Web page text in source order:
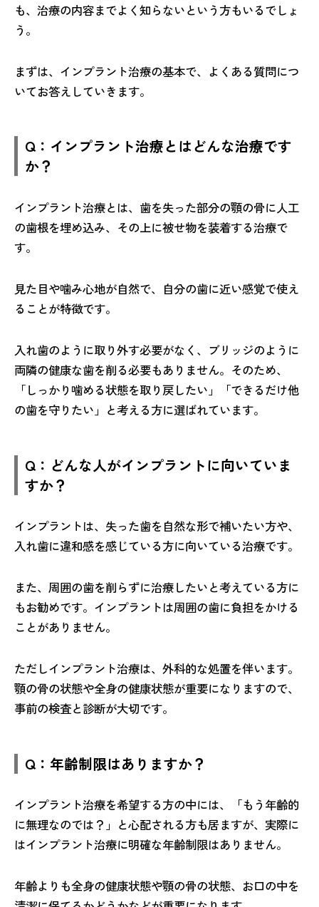
も、治療の内容までよく知らないという方もいるでしょ
う。
まずは、インプラント治療の基本で、よくある質問につ
いてお答えしていきます。
Q：インプラント治療とはどんな治療です
か？
インプラント治療とは、歯を失った部分の顎の骨に人工
の歯根を埋め込み、その上に被せ物を装着する治療で
す。
見た目や噛み心地が自然で、自分の歯に近い感覚で使え
ることが特徴です。
入れ歯のように取り外す必要がなく、ブリッジのように
両隣の健康な歯を削る必要もありません。そのため、
「しっかり噛める状態を取り戻したい」「できるだけ他
の歯を守りたい」と考える方に選ばれています。
Q：どんな人がインプラントに向いていま
すか？
インプラントは、失った歯を自然な形で補いたい方や、
入れ歯に違和感を感じている方に向いている治療です。
また、周囲の歯を削らずに治療したいと考えている方に
もお勧めです。インプラントは周囲の歯に負担をかける
ことがありません。
ただしインプラント治療は、外科的な処置を伴います。
顎の骨の状態や全身の健康状態が重要になりますので、
事前の検査と診断が大切です。
Q：年齢制限はありますか？
インプラント治療を希望する方の中には、「もう年齢的
に無理なのでは？」と心配される方も居ますが、実際に
はインプラント治療に明確な年齢制限はありません。
年齢よりも全身の健康状態や顎の骨の状態、お口の中を